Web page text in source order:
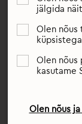
jälgida
Olen nõus
Olen nõus
kasutame
Olen nõus